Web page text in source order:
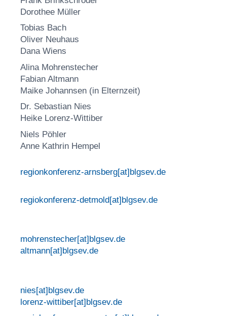
Dorothee Müller
Tobias Bach
Oliver Neuhaus
Dana Wiens
Alina Mohrenstecher
Fabian Altmann
Maike Johannsen (in Elternzeit)
Dr. Sebastian Nies
Heike Lorenz-Wittiber
Niels Pöhler
Anne Kathrin Hempel
regionkonferenz-arnsberg[at]blgsev.de
regiokonferenz-detmold[at]blgsev.de
mohrenstecher[at]blgsev.de
altmann[at]blgsev.de
nies[at]blgsev.de
lorenz-wittiber[at]blgsev.de